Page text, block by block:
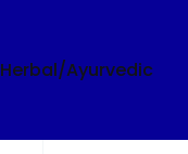
Herbal/Ayurvedic